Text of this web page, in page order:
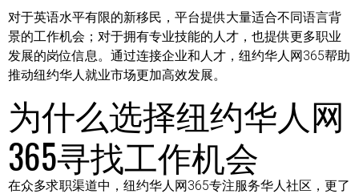
对于英语水平有限的新移民，平台提供大量适合不同语言背
景的工作机会；对于拥有专业技能的人才，也提供更多职业
发展的岗位信息。通过连接企业和人才，纽约华人网365帮助
推动纽约华人就业市场更加高效发展。
为什么选择纽约华人网
365寻找工作机会
在众多求职渠道中，纽约华人网365专注服务华人社区，更了